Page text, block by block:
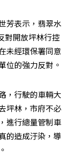
芳表示，翡翠水
對開放坪林行控
未經環保署同意
位的強力反對。
，行駛的車輛大
坪林，市府不必
進行總量管制車
的造成汙染，導